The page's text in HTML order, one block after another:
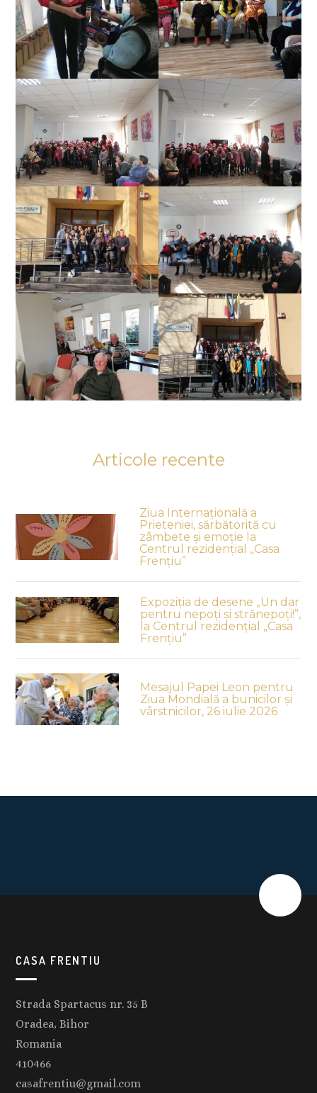
Articole recente
Ziua Internațională a
Prieteniei, sărbătorită cu
zâmbete și emoție la
Centrul rezidențial „Casa
Frențiu”
Expoziția de desene „Un dar
pentru nepoți și strănepoți!”,
la Centrul rezidențial „Casa
Frențiu”
Mesajul Papei Leon pentru
Ziua Mondială a bunicilor și
vârstnicilor, 26 iulie 2026
CASA FRENTIU
Strada Spartacus nr. 35 B
Oradea, Bihor
Romania
410466
casafrentiu@gmail.com